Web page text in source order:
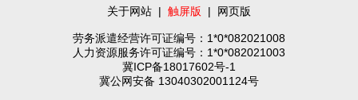
关于网站 | 触屏版 | 网页版
劳务派遣经营许可证编号：1*0*082021008
人力资源服务许可证编号：1*0*082021003
冀ICP备18017602号-1
冀公网安备 13040302001124号